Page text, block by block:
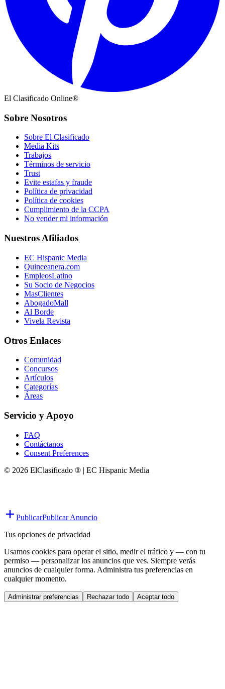
El Clasificado Online®
Sobre Nosotros
Sobre El Clasificado
Media Kits
Trabajos
Términos de servicio
Trust
Evite estafas y fraude
Política de privacidad
Política de cookies
Cumplimiento de la CCPA
No vender mi información
Nuestros Afiliados
EC Hispanic Media
Quinceanera.com
EmpleosLatino
Su Socio de Negocios
MasClientes
AbogadoMall
Al Borde
Vivela Revista
Otros Enlaces
Comunidad
Concursos
Artículos
Categorías
Áreas
Servicio y Apoyo
FAQ
Contáctanos
Consent Preferences
© 2026 ElClasificado ® | EC Hispanic Media
PublicarPublicar Anuncio
Tus opciones de privacidad
Usamos cookies para operar el sitio, medir el tráfico y — con tu
permiso — personalizar los anuncios que ves. Siempre verás
anuncios de cualquier forma. Administra tus preferencias en
cualquier momento.
Administrar preferencias Rechazar todo Aceptar todo